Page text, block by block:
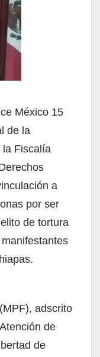
México 15
de la
la Fiscalía
a
por ser
de tortura
adscrito
de
de